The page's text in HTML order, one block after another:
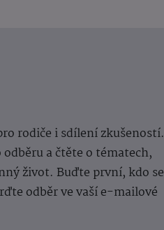
rodiče i sdílení zkušeností.
a čtěte o tématech,
život. Buďte první, kdo se
odběr ve vaší e-mailové